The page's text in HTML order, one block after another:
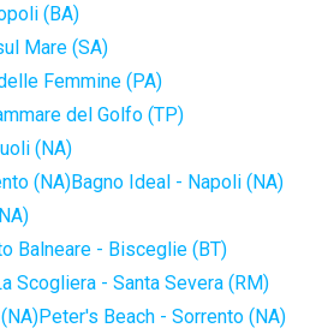
(BA)
Mare (SA)
Femmine (PA)
del Golfo (TP)
(NA)
(NA)Bagno Ideal - Napoli (NA)
Balneare - Bisceglie (BT)
Scogliera - Santa Severa (RM)
Peter's Beach - Sorrento (NA)